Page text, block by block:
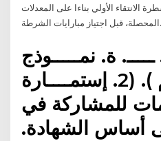
الانتقاء الأولي بناءا على المعدلات
المحصلة، قبل اجتياز مبارايات الشرطة.
ة. نمـــــوذج
رقـــــــم ). (2. إستمــــارة
للمشاركة في
أساس الشهادة.